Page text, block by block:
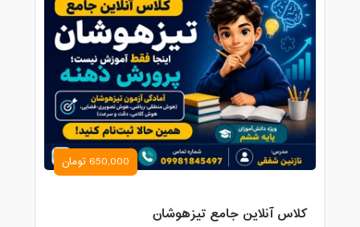
650,000 تومان
کلاس آنلاین جامع تیزهوشان